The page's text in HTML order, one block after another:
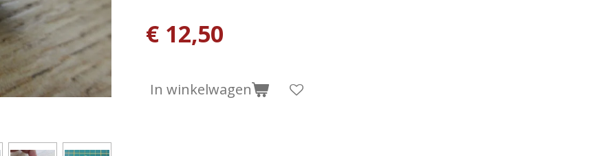
€ 12,50
In winkelwagen